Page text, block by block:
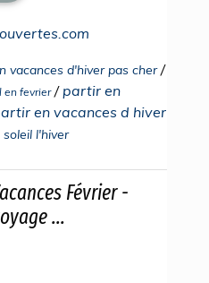
vacances d'hiver pas cher/
en fevrier/ partir en
en vacances d hiver
l'hiver
Février -
...